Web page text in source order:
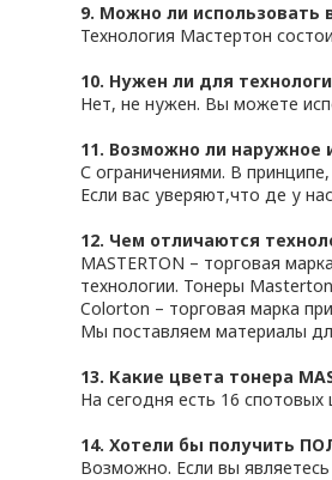
9. Можно ли использовать
Технология Мастертон
10. Нужен ли для
Нет, не нужен. Вы можете
11. Возможно ли наружное
С ограничениями. В
Если вас уверяют,что де у
12. Чем отличаются
MASTERTON – торговая
технологии. Тонеры
Colorton – торговая марка
Мы поставляем материалы
13. Какие цвета тонера
На сегодня есть 16
14. Хотели бы получить
Возможно. Если вы